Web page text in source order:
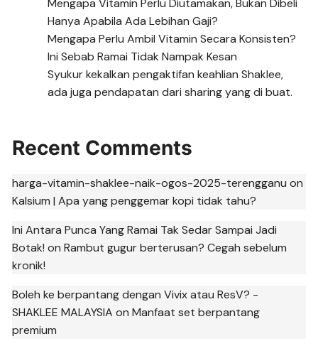
Mengapa Vitamin Perlu Diutamakan, Bukan Dibeli
Hanya Apabila Ada Lebihan Gaji?
Mengapa Perlu Ambil Vitamin Secara Konsisten?
Ini Sebab Ramai Tidak Nampak Kesan
Syukur kekalkan pengaktifan keahlian Shaklee,
ada juga pendapatan dari sharing yang di buat.
Recent Comments
harga-vitamin-shaklee-naik-ogos-2025-terengganu on
Kalsium | Apa yang penggemar kopi tidak tahu?
Ini Antara Punca Yang Ramai Tak Sedar Sampai Jadi
Botak! onRambut gugur berterusan? Cegah sebelum
kronik!
Boleh ke berpantang dengan Vivix atau ResV? -
SHAKLEE MALAYSIA onManfaat set berpantang
premium